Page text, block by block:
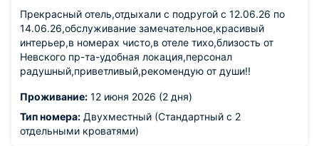
нужно очень долго пропускать воду. В душевой кабинке
очень не хватает полочки,куда можно класть шампунь.
Прекрасный отель,отдыхали с подругой с 12.06.26 по
14.06.26,обслуживание замечательное,красивый
интерьер,в номерах чисто,в отеле тихо,близость от
Невского пр-та-удобная локация,персонал
радушный,приветливый,рекомендую от души!!
Проживание: 12 июня 2026 (2 дня)
Тип номера: Двухместный (Стандартный с 2
отдельными кроватями)